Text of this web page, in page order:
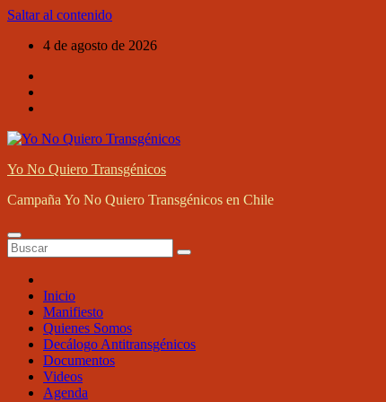
Saltar al contenido
4 de agosto de 2026
Yo No Quiero Transgénicos
Campaña Yo No Quiero Transgénicos en Chile
Inicio
Manifiesto
Quienes Somos
Decálogo Antitransgénicos
Documentos
Videos
Agenda